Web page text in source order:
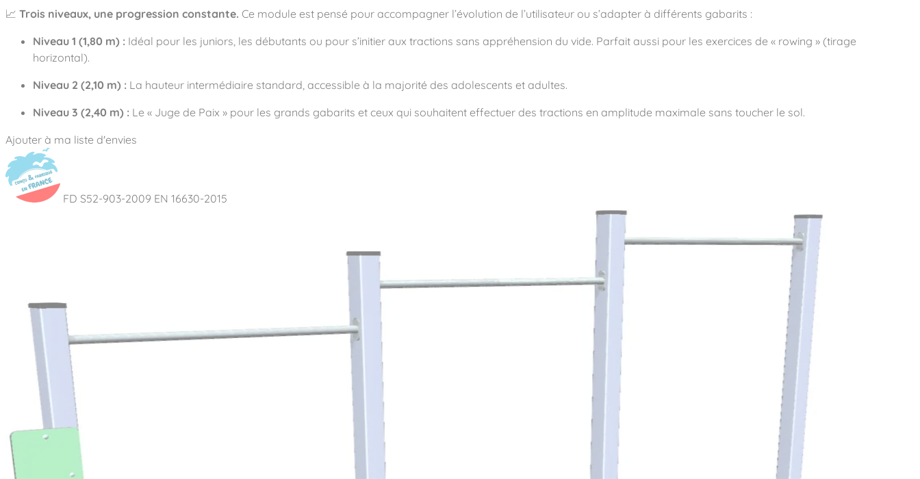
Street workout
Équipements sportifs
Collectivités
Établissements scolaires
Architectes, Paysagistes-concepteurs
Camping et résidences de vacances
Notre expertise
Des aires intergénérationnelles de convivialité
L’éco-conception de nos jeux
La végétalisation des cours d’école
Nos matériaux
Nos fonctions ludiques & sportives
Nos sols amortissants
Réalisations
Contact
Les questions fréquentes
Catalogues
📈 Trois niveaux, une progression constante. Ce module est pensé pour accompagner l’évolution de l’utilisateur ou s’adapter à différents gabarits :
Niveau 1 (1,80 m) : Idéal pour les juniors, les débutants ou pour s’initier aux tractions sans appréhension du vide. Parfait aussi pour les exercices de « rowing » (tirage
horizontal).
Niveau 2 (2,10 m) : La hauteur intermédiaire standard, accessible à la majorité des adolescents et adultes.
Niveau 3 (2,40 m) : Le « Juge de Paix » pour les grands gabarits et ceux qui souhaitent effectuer des tractions en amplitude maximale sans toucher le sol.
Ajouter à ma liste d'envies
FD S52-903-2009 EN 16630-2015